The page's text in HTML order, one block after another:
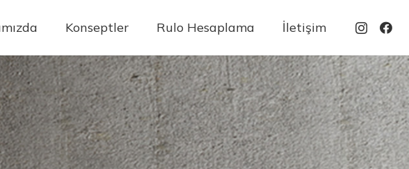
Konseptler Rulo Hesaplama İletişim